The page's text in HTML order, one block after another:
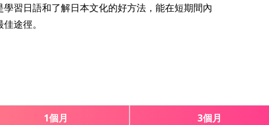
習日語和了解日本文化的好方法，能在短期間內
途徑。
1個月 3個月